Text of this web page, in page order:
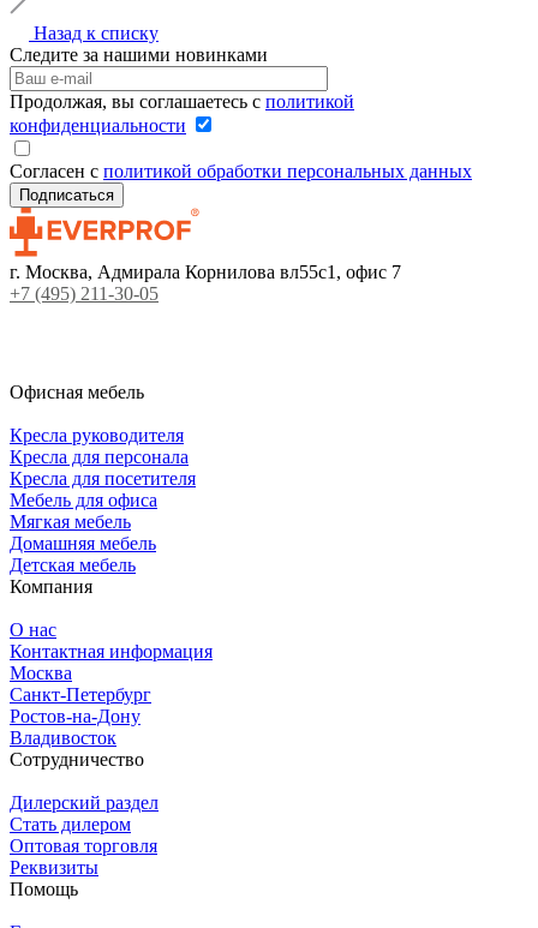
Назад к списку
Следите за нашими новинками
Продолжая, вы соглашаетесь с политикой
конфиденциальности
Согласен с политикой обработки персональных данных
г. Москва, Адмирала Корнилова вл55с1, офис 7
+7 (495) 211-30-05
Офисная мебель
Кресла руководителя
Кресла для персонала
Кресла для посетителя
Мебель для офиса
Мягкая мебель
Домашняя мебель
Детская мебель
Компания
О нас
Контактная информация
Москва
Санкт-Петербург
Ростов-на-Дону
Владивосток
Сотрудничество
Дилерский раздел
Стать дилером
Оптовая торговля
Реквизиты
Помощь